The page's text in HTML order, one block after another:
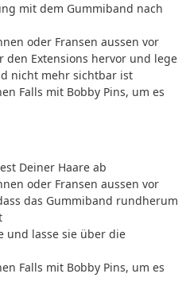
mit dem Gummiband nach
oder Fransen aussen vor
den Extensions hervor und lege
nicht mehr sichtbar ist
Falls mit Bobby Pins, um es
Deiner Haare ab
oder Fransen aussen vor
das Gummiband rundherum
und lasse sie über die
Falls mit Bobby Pins, um es